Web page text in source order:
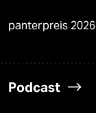
panterpreis 2026
Podcast